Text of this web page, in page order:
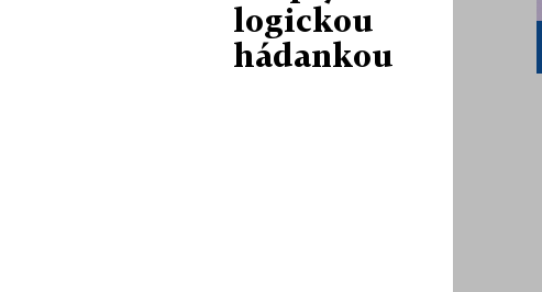
logickou
hádankou